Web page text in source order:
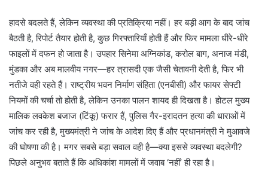
हादसे बदलते हैं, लेकिन व्यवस्था की प्रतिक्रिया नहीं। हर बड़ी आग के बाद जांच
बैठती है, रिपोर्ट तैयार होती है, कुछ गिरफ्तारियाँ होती हैं और फिर मामला धीरे-धीरे
फाइलों में दफन हो जाता है। उपहार सिनेमा अग्निकांड, करोल बाग, अनाज मंडी,
मुंडका और अब मालवीय नगर—हर त्रासदी एक जैसी चेतावनी देती है, फिर भी
नतीजे वही रहते हैं। राष्ट्रीय भवन निर्माण संहिता (एनबीसी) और फायर सेफ्टी
नियमों की चर्चा तो होती है, लेकिन उनका पालन शायद ही दिखता है। होटल मुख्य
मालिक लवकेश बजाज (टिंकू) फरार हैं, पुलिस गैर-इरादतन हत्या की धाराओं में
जांच कर रही है, मुख्यमंत्री ने जांच के आदेश दिए हैं और प्रधानमंत्री ने मुआवजे
की घोषणा की है। मगर सबसे बड़ा सवाल वही है—क्या इससे व्यवस्था बदलेगी?
पिछले अनुभव बताते हैं कि अधिकांश मामलों में जवाब ‘नहीं’ ही रहा है।